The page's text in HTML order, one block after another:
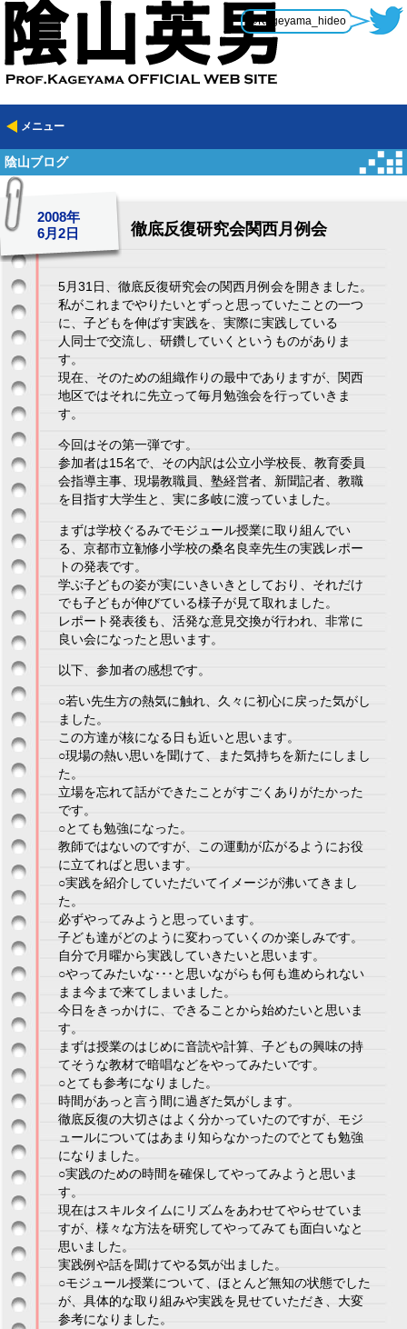
@Kageyama_hideo
メニュー
陰山ブログ
徹底反復研究会関西月例会
2008年
6月2日
5月31日、徹底反復研究会の関西月例会を開きました。
私がこれまでやりたいとずっと思っていたことの一つ
に、子どもを伸ばす実践を、実際に実践している
人同士で交流し、研鑽していくというものがありま
す。
現在、そのための組織作りの最中でありますが、関西
地区ではそれに先立って毎月勉強会を行っていきま
す。
今回はその第一弾です。
参加者は15名で、その内訳は公立小学校長、教育委員
会指導主事、現場教職員、塾経営者、新聞記者、教職
を目指す大学生と、実に多岐に渡っていました。
まずは学校ぐるみでモジュール授業に取り組んでい
る、京都市立勧修小学校の桑名良幸先生の実践レポー
トの発表です。
学ぶ子どもの姿が実にいきいきとしており、それだけ
でも子どもが伸びている様子が見て取れました。
レポート発表後も、活発な意見交換が行われ、非常に
良い会になったと思います。
以下、参加者の感想です。
○若い先生方の熱気に触れ、久々に初心に戻った気がし
ました。
この方達が核になる日も近いと思います。
○現場の熱い思いを聞けて、また気持ちを新たにしまし
た。
立場を忘れて話ができたことがすごくありがたかった
です。
○とても勉強になった。
教師ではないのですが、この運動が広がるようにお役
に立てればと思います。
○実践を紹介していただいてイメージが沸いてきまし
た。
必ずやってみようと思っています。
子ども達がどのように変わっていくのか楽しみです。
自分で月曜から実践していきたいと思います。
○やってみたいな･･･と思いながらも何も進められない
まま今まで来てしまいました。
今日をきっかけに、できることから始めたいと思いま
す。
まずは授業のはじめに音読や計算、子どもの興味の持
てそうな教材で暗唱などをやってみたいです。
○とても参考になりました。
時間があっと言う間に過ぎた気がします。
徹底反復の大切さはよく分かっていたのですが、モジ
ュールについてはあまり知らなかったのでとても勉強
になりました。
○実践のための時間を確保してやってみようと思いま
す。
現在はスキルタイムにリズムをあわせてやらせていま
すが、様々な方法を研究してやってみても面白いなと
思いました。
実践例や話を聞けてやる気が出ました。
○モジュール授業について、ほとんど無知の状態でした
が、具体的な取り組みや実践を見せていただき、大変
参考になりました。